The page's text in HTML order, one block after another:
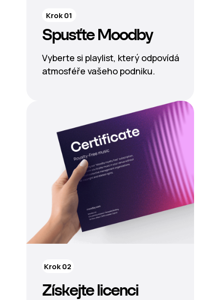
Spusťte Moodby
Vyberte si playlist, který odpovídá
atmosféře vašeho podniku.
Krok 01
Získejte licenci
Krok 02